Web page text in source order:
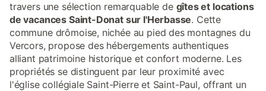
travers une sélection remarquable de gîtes et locations
de vacances Saint-Donat sur l'Herbasse. Cette
commune drômoise, nichée au pied des montagnes du
Vercors, propose des hébergements authentiques
alliant patrimoine historique et confort moderne. Les
propriétés se distinguent par leur proximité avec
l'église collégiale Saint-Pierre et Saint-Paul, offrant un